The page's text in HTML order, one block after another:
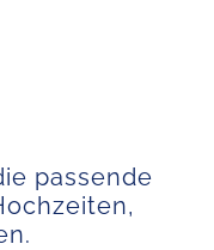
passende